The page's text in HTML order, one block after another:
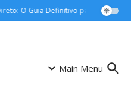
O Guia Definitivo para
Main Menu